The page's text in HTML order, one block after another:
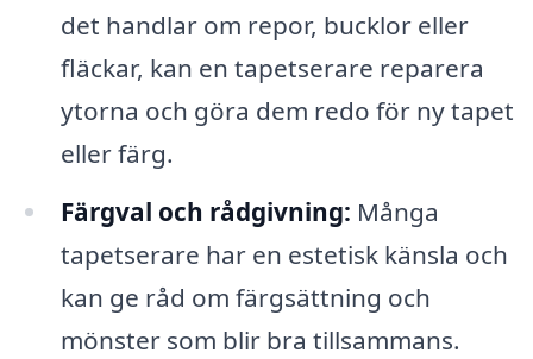
det handlar om repor, bucklor eller
fläckar, kan en tapetserare reparera
ytorna och göra dem redo för ny tapet
eller färg.
Färgval och rådgivning: Många
tapetserare har en estetisk känsla och
kan ge råd om färgsättning och
mönster som blir bra tillsammans.